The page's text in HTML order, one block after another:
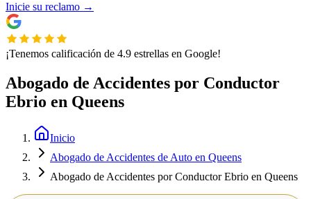
Inicie su reclamo →
¡Tenemos calificación de 4.9 estrellas en Google!
Abogado de Accidentes por Conductor
Ebrio en Queens
Inicio
Abogado de Accidentes de Auto en Queens
Abogado de Accidentes por Conductor Ebrio en Queens